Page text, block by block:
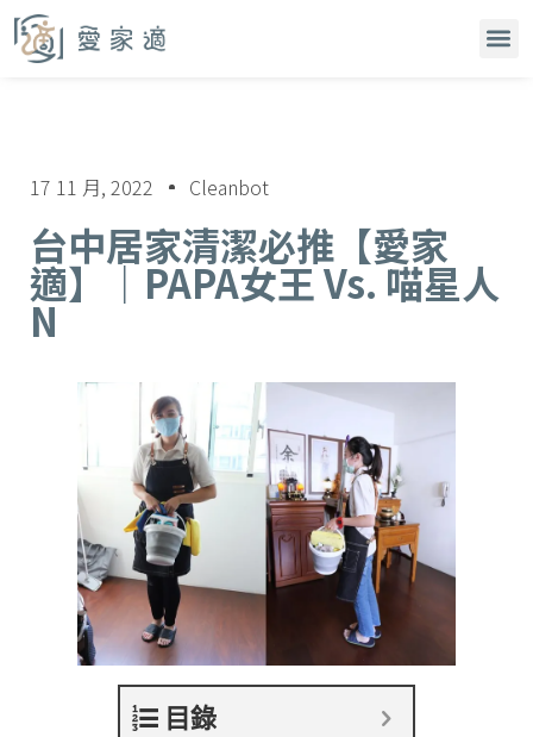
17 11 月, 2022 Cleanbot
台中居家清潔必推【愛家
適】｜PAPA女王 Vs. 喵星人
N
目錄